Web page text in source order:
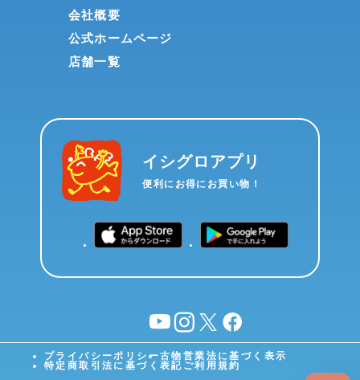
会社概要
公式ホームページ
店舗一覧
イシグロアプリ
便利にお得にお買い物！
YouTubeinstagram
X facebook
プライバシーポリシー古物営業法に基づく表示
特定商取引法に基づく表記 ご利用規約